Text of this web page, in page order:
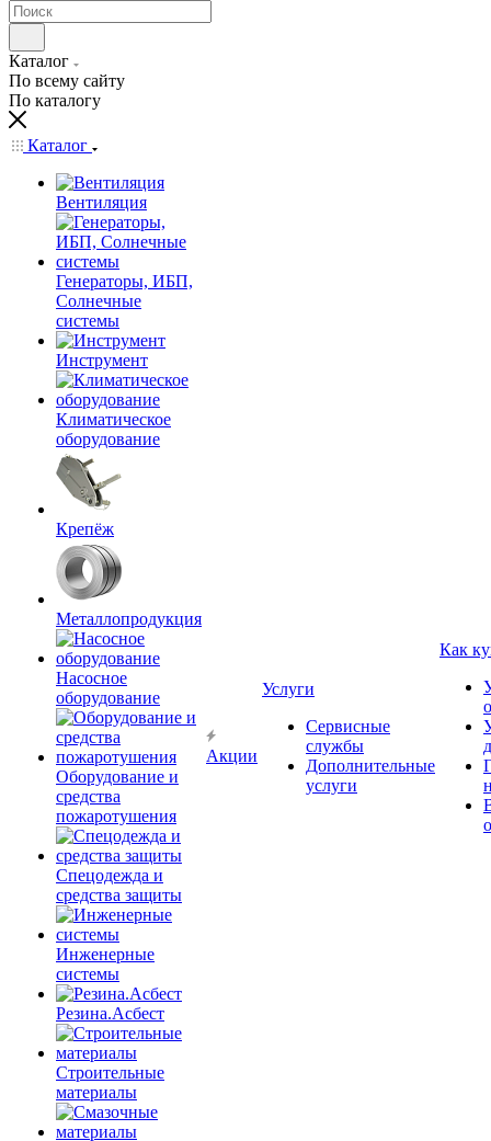
Каталог
По всему сайту
По каталогу
Каталог
Вентиляция
Генераторы, ИБП,
Солнечные
системы
Инструмент
Климатическое
оборудование
Крепёж
Металлопродукция
Насосное
оборудование
Оборудование и
средства
пожаротушения
Спецодежда и
средства защиты
Инженерные
системы
Резина.Асбест
Строительные
материалы
Акции
Услуги
Сервисные
службы
Дополнительные
услуги
Как